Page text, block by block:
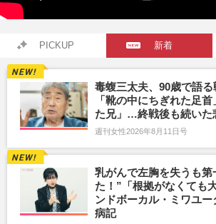
PICKUP 新着
毒蝮三太夫、90歳で語
「靴の中にちぎれた足
た兄」…終戦後も続いた
週刊女性2026年8月11日号
乳がんで左胸を失うも第
た！”「根拠がなくても
ンドボーカル・ミワユー
病記